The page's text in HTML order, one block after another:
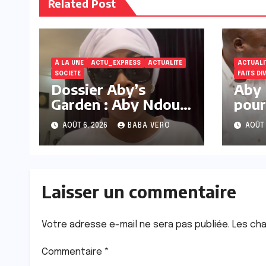
Related Post
À LA UNE ACTU_EXPRESS
ACTUALITE
SOCIETE
Dossier Aby’s
Garden : Aby Ndour
réagit
AOÛT 6, 2026 BABA VERO
FAITS
Aby
AOÛT
Laisser un commentaire
Votre adresse e-mail ne sera pas publiée. Les
Commentaire *